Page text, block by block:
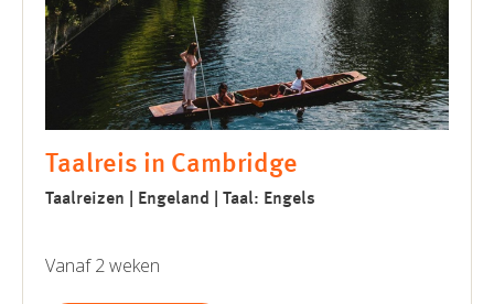
Taalreis in Cambridge
Taalreizen | Engeland | Taal: Engels
Vanaf 2 weken